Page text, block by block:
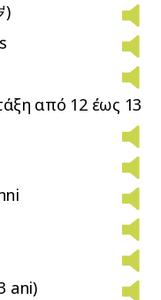
)
από 12 έως 13
ani)